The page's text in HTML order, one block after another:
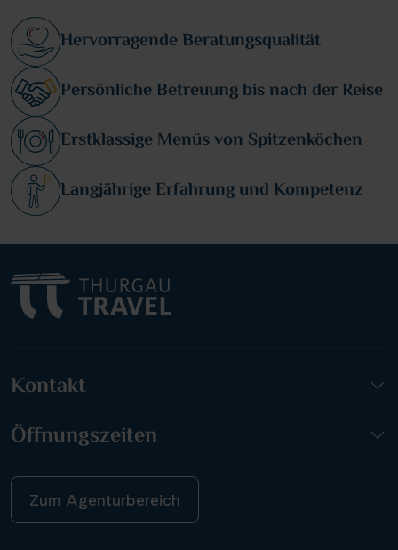
Hervorragende Beratungsqualität
Persönliche Betreuung bis nach der Reise
Erstklassige Menüs von Spitzenköchen
Langjährige Erfahrung und Kompetenz
Kontakt
Öffnungszeiten
Zum Agenturbereich